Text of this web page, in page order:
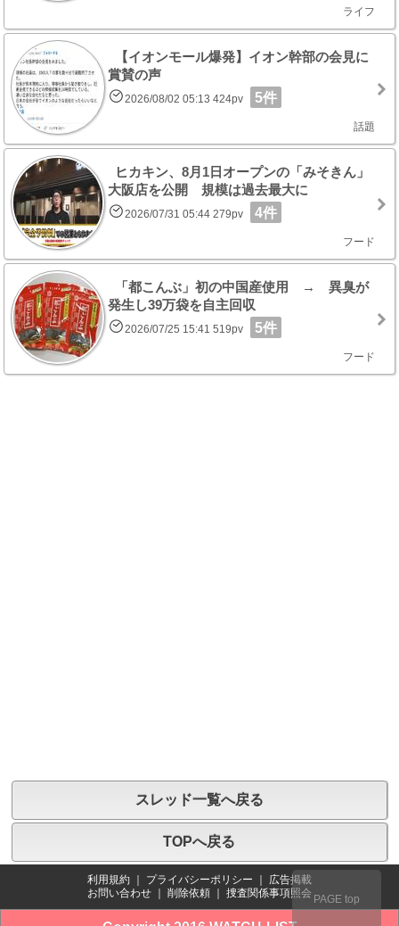
ライフ
【イオンモール爆発】イオン幹部の会見に
賞賛の声
2026/08/02 05:13 424pv 5件
話題
ヒカキン、8月1日オープンの「みそきん」
大阪店を公開 規模は過去最大に
2026/07/31 05:44 279pv 4件
フード
「都こんぶ」初の中国産使用 → 異臭が
発生し39万袋を自主回収
2026/07/25 15:41 519pv 5件
フード
スレッド一覧へ戻る
TOPへ戻る
利用規約 ｜ プライバシーポリシー ｜ 広告掲載
お問い合わせ ｜ 削除依頼 ｜ 捜査関係事項照会
PAGE top